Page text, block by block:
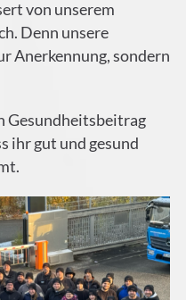
von unserem
Denn unsere
Anerkennung, sondern
Gesundheitsbeitrag
ihr gut und gesund